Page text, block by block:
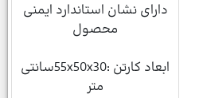
دارای نشان استاندارد ایمنی
محصول
ابعاد کارتن :55x50x30سانتی
متر